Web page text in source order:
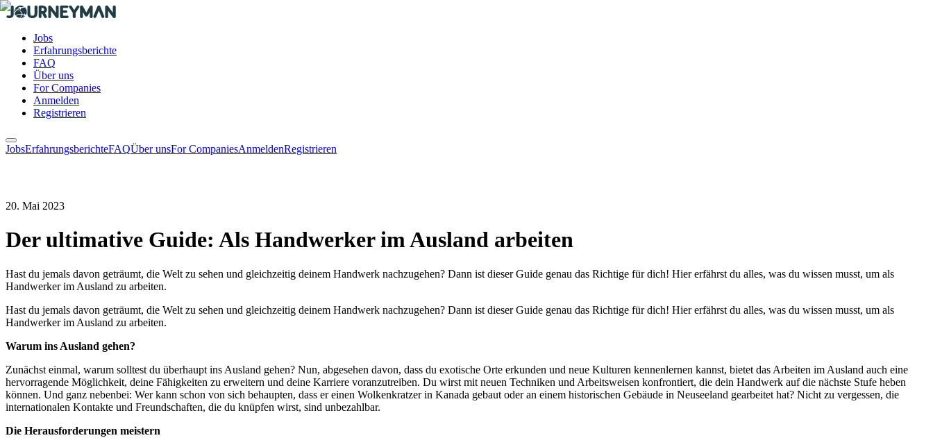
Jobs
Erfahrungsberichte
FAQ
Über uns
For Companies
Anmelden
Registrieren
JobsErfahrungsberichteFAQÜber unsFor CompaniesAnmeldenRegistrieren
20. Mai 2023
Der ultimative Guide: Als Handwerker im Ausland arbeiten
Hast du jemals davon geträumt, die Welt zu sehen und gleichzeitig deinem Handwerk nachzugehen? Dann ist dieser Guide genau das Richtige für dich! Hier erfährst du alles, was du wissen musst, um als
Handwerker im Ausland zu arbeiten.
Hast du jemals davon geträumt, die Welt zu sehen und gleichzeitig deinem Handwerk nachzugehen? Dann ist dieser Guide genau das Richtige für dich! Hier erfährst du alles, was du wissen musst, um als
Handwerker im Ausland zu arbeiten.
Warum ins Ausland gehen?
Zunächst einmal, warum solltest du überhaupt ins Ausland gehen? Nun, abgesehen davon, dass du exotische Orte erkunden und neue Kulturen kennenlernen kannst, bietet das Arbeiten im Ausland auch eine
hervorragende Möglichkeit, deine Fähigkeiten zu erweitern und deine Karriere voranzutreiben. Du wirst mit neuen Techniken und Arbeitsweisen konfrontiert, die dein Handwerk auf die nächste Stufe heben
können. Und ganz nebenbei: Wer kann schon von sich behaupten, dass er einen Wolkenkratzer in Kanada gebaut oder an einem historischen Gebäude in Neuseeland gearbeitet hat? Nicht zu vergessen, die
internationalen Kontakte und Freundschaften, die du knüpfen wirst, sind unbezahlbar.
Die Herausforderungen meistern